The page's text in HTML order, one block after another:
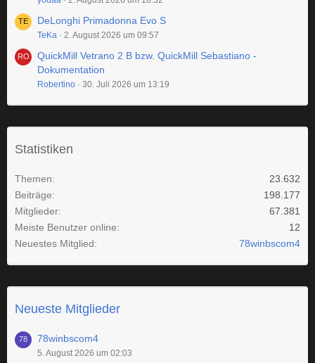
DeLonghi Primadonna Evo S
TeKa 2. August 2026 um 09:57
QuickMill Vetrano 2 B bzw. QuickMill Sebastiano -
Dokumentation
Robertino 30. Juli 2026 um 13:19
Statistiken
Themen
23.632
Beiträge
198.177
Mitglieder
67.381
Meiste Benutzer online
12
Neuestes Mitglied
78winbscom4
Neueste Mitglieder
78winbscom4
5. August 2026 um 02:03